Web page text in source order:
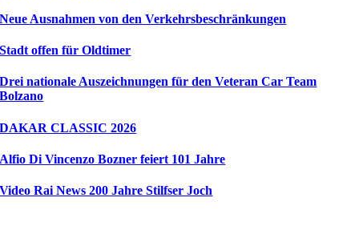
Neue Ausnahmen von den Verkehrsbeschränkungen
Stadt offen für Oldtimer
Drei nationale Auszeichnungen für den Veteran Car Team
Bolzano
DAKAR CLASSIC 2026
Alfio Di Vincenzo Bozner feiert 101 Jahre
Video Rai News 200 Jahre Stilfser Joch